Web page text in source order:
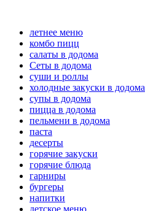
летнее меню
комбо пицц
салаты в додома
Сеты в додома
суши и роллы
холодные закуски в додома
супы в додома
пицца в додома
пельмени в додома
паста
десерты
горячие закуски
горячие блюда
гарниры
бургеры
напитки